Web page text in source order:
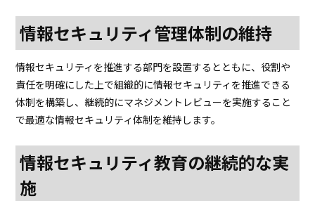
情報セキュリティ管理体制の維持
情報セキュリティを推進する部門を設置するとともに、役割や
責任を明確にした上で組織的に情報セキュリティを推進できる
体制を構築し、継続的にマネジメントレビューを実施すること
で最適な情報セキュリティ体制を維持します。
情報セキュリティ教育の継続的な実
施